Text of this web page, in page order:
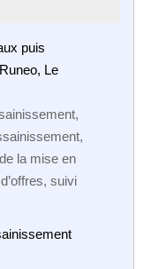
puis
Le
la mise en
suivi